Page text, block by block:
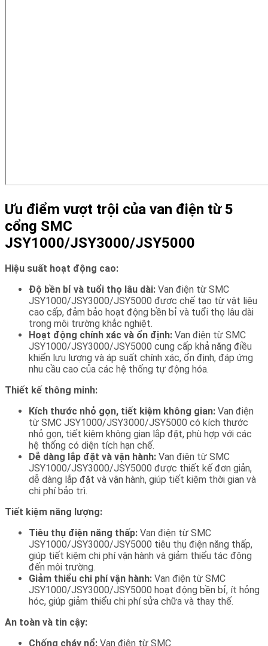
Ưu điểm vượt trội của van điện từ 5
cổng SMC
JSY1000/JSY3000/JSY5000
Hiệu suất hoạt động cao:
Độ bền bỉ và tuổi thọ lâu dài: Van điện từ SMC
JSY1000/JSY3000/JSY5000 được chế tạo từ vật liệu
cao cấp, đảm bảo hoạt động bền bỉ và tuổi thọ lâu dài
trong môi trường khắc nghiệt.
Hoạt động chính xác và ổn định: Van điện từ SMC
JSY1000/JSY3000/JSY5000 cung cấp khả năng điều
khiển lưu lượng và áp suất chính xác, ổn định, đáp ứng
nhu cầu cao của các hệ thống tự động hóa.
Thiết kế thông minh:
Kích thước nhỏ gọn, tiết kiệm không gian: Van điện
từ SMC JSY1000/JSY3000/JSY5000 có kích thước
nhỏ gọn, tiết kiệm không gian lắp đặt, phù hợp với các
hệ thống có diện tích hạn chế.
Dễ dàng lắp đặt và vận hành: Van điện từ SMC
JSY1000/JSY3000/JSY5000 được thiết kế đơn giản,
dễ dàng lắp đặt và vận hành, giúp tiết kiệm thời gian và
chi phí bảo trì.
Tiết kiệm năng lượng:
Tiêu thụ điện năng thấp: Van điện từ SMC
JSY1000/JSY3000/JSY5000 tiêu thụ điện năng thấp,
giúp tiết kiệm chi phí vận hành và giảm thiểu tác động
đến môi trường.
Giảm thiểu chi phí vận hành: Van điện từ SMC
JSY1000/JSY3000/JSY5000 hoạt động bền bỉ, ít hỏng
hóc, giúp giảm thiểu chi phí sửa chữa và thay thế.
An toàn và tin cậy:
Chống cháy nổ: Van điện từ SMC